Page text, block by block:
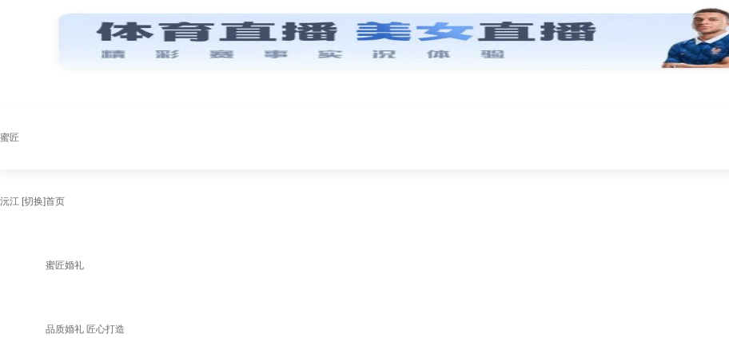
蜜匠
沅江 [切换]首页
蜜匠婚礼
品质婚礼 匠心打造